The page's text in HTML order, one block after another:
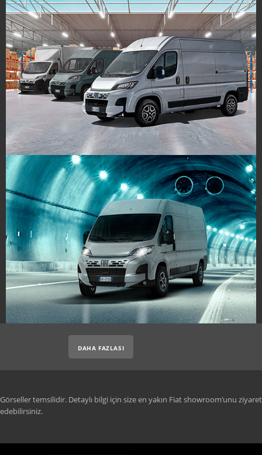
DAHA FAZLASI
Görseller temsilidir. Detaylı bilgi için size en yakın Fiat showroom’unu ziyaret
edebilirsiniz.